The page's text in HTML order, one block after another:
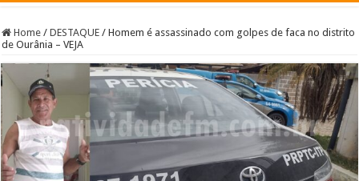
Home / DESTAQUE / Homem é assassinado com golpes de faca no distrito
de Ourânia – VEJA